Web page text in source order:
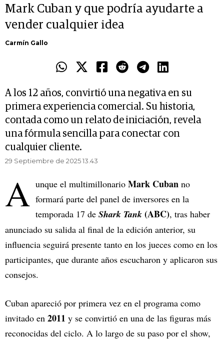
Mark Cuban y que podría ayudarte a
vender cualquier idea
Carmín Gallo
A los 12 años, convirtió una negativa en su
primera experiencia comercial. Su historia,
contada como un relato de iniciación, revela
una fórmula sencilla para conectar con
cualquier cliente.
29 Septiembre de 2025 13.43
A unque el multimillonario Mark Cuban no
formará parte del panel de inversores en la
temporada 17 de Shark Tank (ABC), tras haber
anunciado su salida al final de la edición anterior, su
influencia seguirá presente tanto en los jueces como en los
participantes, que durante años escucharon y aplicaron sus
consejos.
Cuban apareció por primera vez en el programa como
invitado en 2011 y se convirtió en una de las figuras más
reconocidas del ciclo. A lo largo de su paso por el show,